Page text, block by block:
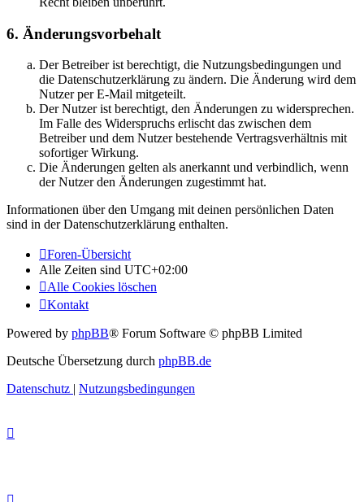
6. Änderungsvorbehalt
Der Betreiber ist berechtigt, die Nutzungsbedingungen und
die Datenschutzerklärung zu ändern. Die Änderung wird dem
Nutzer per E-Mail mitgeteilt.
Der Nutzer ist berechtigt, den Änderungen zu widersprechen.
Im Falle des Widerspruchs erlischt das zwischen dem
Betreiber und dem Nutzer bestehende Vertragsverhältnis mit
sofortiger Wirkung.
Die Änderungen gelten als anerkannt und verbindlich, wenn
der Nutzer den Änderungen zugestimmt hat.
Informationen über den Umgang mit deinen persönlichen Daten
sind in der Datenschutzerklärung enthalten.
Foren-Übersicht
Alle Zeiten sind UTC+02:00
Alle Cookies löschen
Kontakt
Powered by phpBB® Forum Software © phpBB Limited
Deutsche Übersetzung durch phpBB.de
Datenschutz | Nutzungsbedingungen